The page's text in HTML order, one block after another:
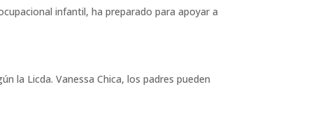
infantil, ha preparado para apoyar a
la Licda. Vanessa Chica, los padres pueden